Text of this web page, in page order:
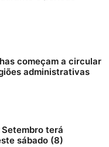
começam a circular
administrativas
terá
sábado (8)